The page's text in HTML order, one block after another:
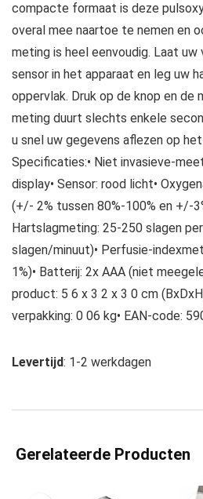
compacte formaat is deze
overal mee naartoe te nemen en
meting is heel eenvoudig. Laat uw
sensor in het apparaat en leg uw
oppervlak. Druk op de knop en de
meting duurt slechts enkele
u snel uw gegevens aflezen op
Specificaties:• Niet invasieve-
display• Sensor: rood licht•
(+/- 2% tussen 80%-100% en +/-
Hartslagmeting: 25-250 slagen
slagen/minuut)• Perfusie-
1%)• Batterij: 2x AAA (niet
product: 5 6 x 3 2 x 3 0 cm
verpakking: 0 06 kg• EAN-code:
Levertijd: 1-2 werkdagen
Gerelateerde Producten